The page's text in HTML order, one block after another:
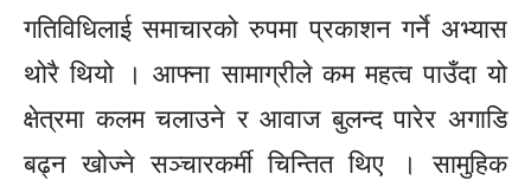
गतिविधिलाई समाचारको रुपमा प्रकाशन गर्ने अभ्यास
थोरै थियो । आफ्ना सामाग्रीले कम महत्व पाउँदा यो
क्षेत्रमा कलम चलाउने र आवाज बुलन्द पारेर अगाडि
बढ्न खोज्ने सञ्चारकर्मी चिन्तित थिए । सामुहिक